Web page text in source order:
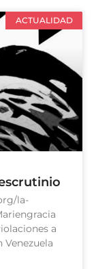
ACTUALIDAD
la-
a